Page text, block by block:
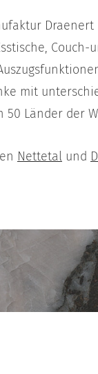
Draenert
Couch-
mit
Länder der
Nettetal und